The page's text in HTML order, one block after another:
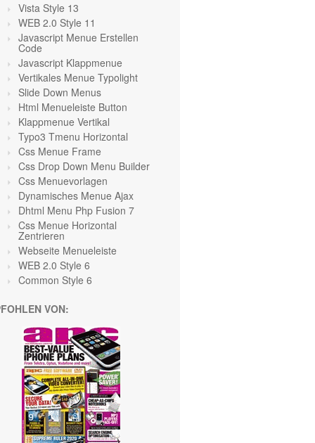
Vista Style 13
WEB 2.0 Style 11
Javascript Menue Erstellen
Code
Javascript Klappmenue
Vertikales Menue Typolight
Slide Down Menus
Html Menueleiste Button
Klappmenue Vertikal
Typo3 Tmenu Horizontal
Css Menue Frame
Css Drop Down Menu Builder
Css Menuevorlagen
Dynamisches Menue Ajax
Dhtml Menu Php Fusion 7
Css Menue Horizontal
Zentrieren
Webseite Menueleiste
WEB 2.0 Style 6
Common Style 6
VON: